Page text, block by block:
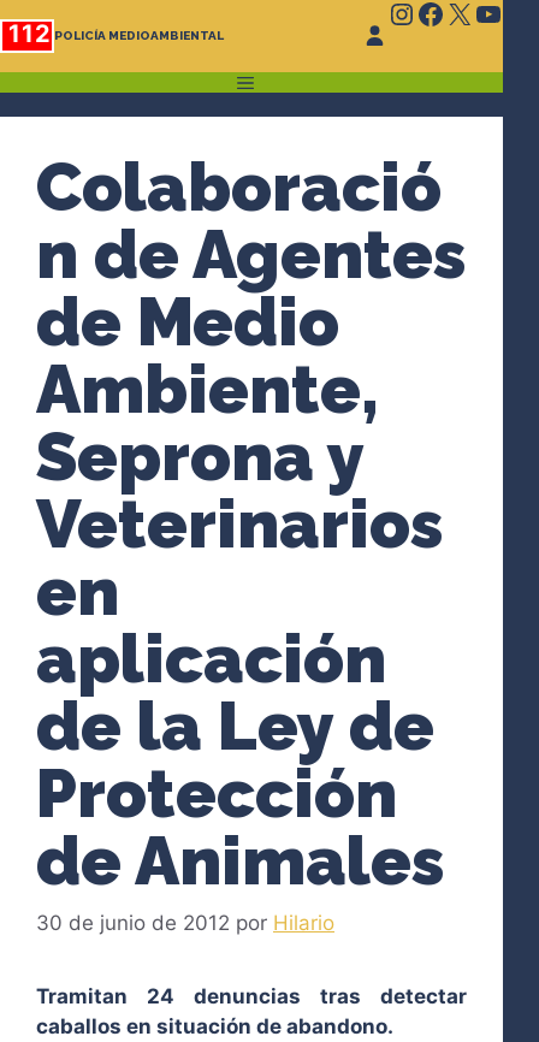
Saltar
al
contenido
112 POLICÍA MEDIOAMBIENTAL
Instagram
X
MENÚ
Colaboració
n de Agentes
de Medio
Ambiente,
Seprona y
Veterinarios
en
aplicación
de la Ley de
Protección
de Animales
30 de junio de 2012 por Hilario
Tramitan 24 denuncias tras detectar
caballos en situación de abandono.